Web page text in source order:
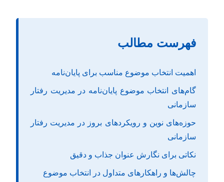
فهرست مطالب
اهمیت انتخاب موضوع مناسب برای پایان‌نامه
گام‌های انتخاب موضوع پایان‌نامه در مدیریت رفتار
سازمانی
حوزه‌های نوین و رویکردهای بروز در مدیریت رفتار
سازمانی
نکاتی برای نگارش عنوان جذاب و دقیق
چالش‌ها و راهکارهای متداول در انتخاب موضوع